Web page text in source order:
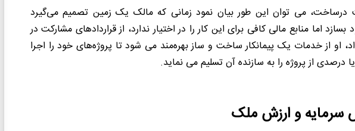
درساخت، می توان این طور بیان نمود زمانی که مالک یک زمین تصمیم می‌گیرد
اما منابع مالی کافی برای این کار را در اختیار ندارد، از قراردادهای مشارکت در
او از خدمات یک پیمانکار ساخت و ساز بهره‌مند می شود تا پروژه‌های خود را اجرا
درصدی از پروژه را به سازنده آن تسلیم می نماید.
سرمایه و ارزش ملک